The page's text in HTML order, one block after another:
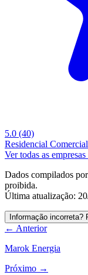
5.0 (40)
Residencial Comercial
Ver todas as
Dados compilados
proibida.
Última atualização:
Informação incorreta?
← Anterior
Marok Energia
Próximo →